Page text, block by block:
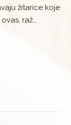
žitarice koje
raž…